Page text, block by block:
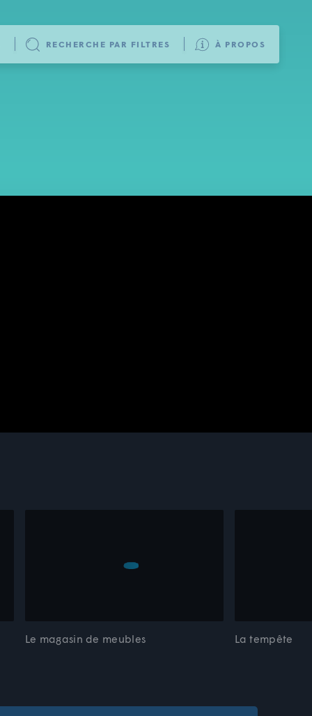
RECHERCHE PAR FILTRES À PROPOS
Le magasin de meubles La tempête